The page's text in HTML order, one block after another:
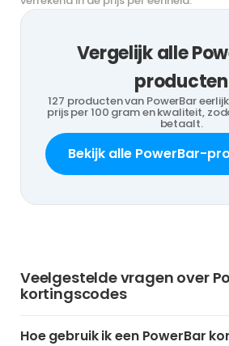
Vergelijk alle
producten
127 producten van PowerBar
prijs per 100 gram en kwaliteit,
betaalt.
Bekijk alle PowerBar-
Veelgestelde vragen over
kortingscodes
Hoe gebruik ik een PowerBar